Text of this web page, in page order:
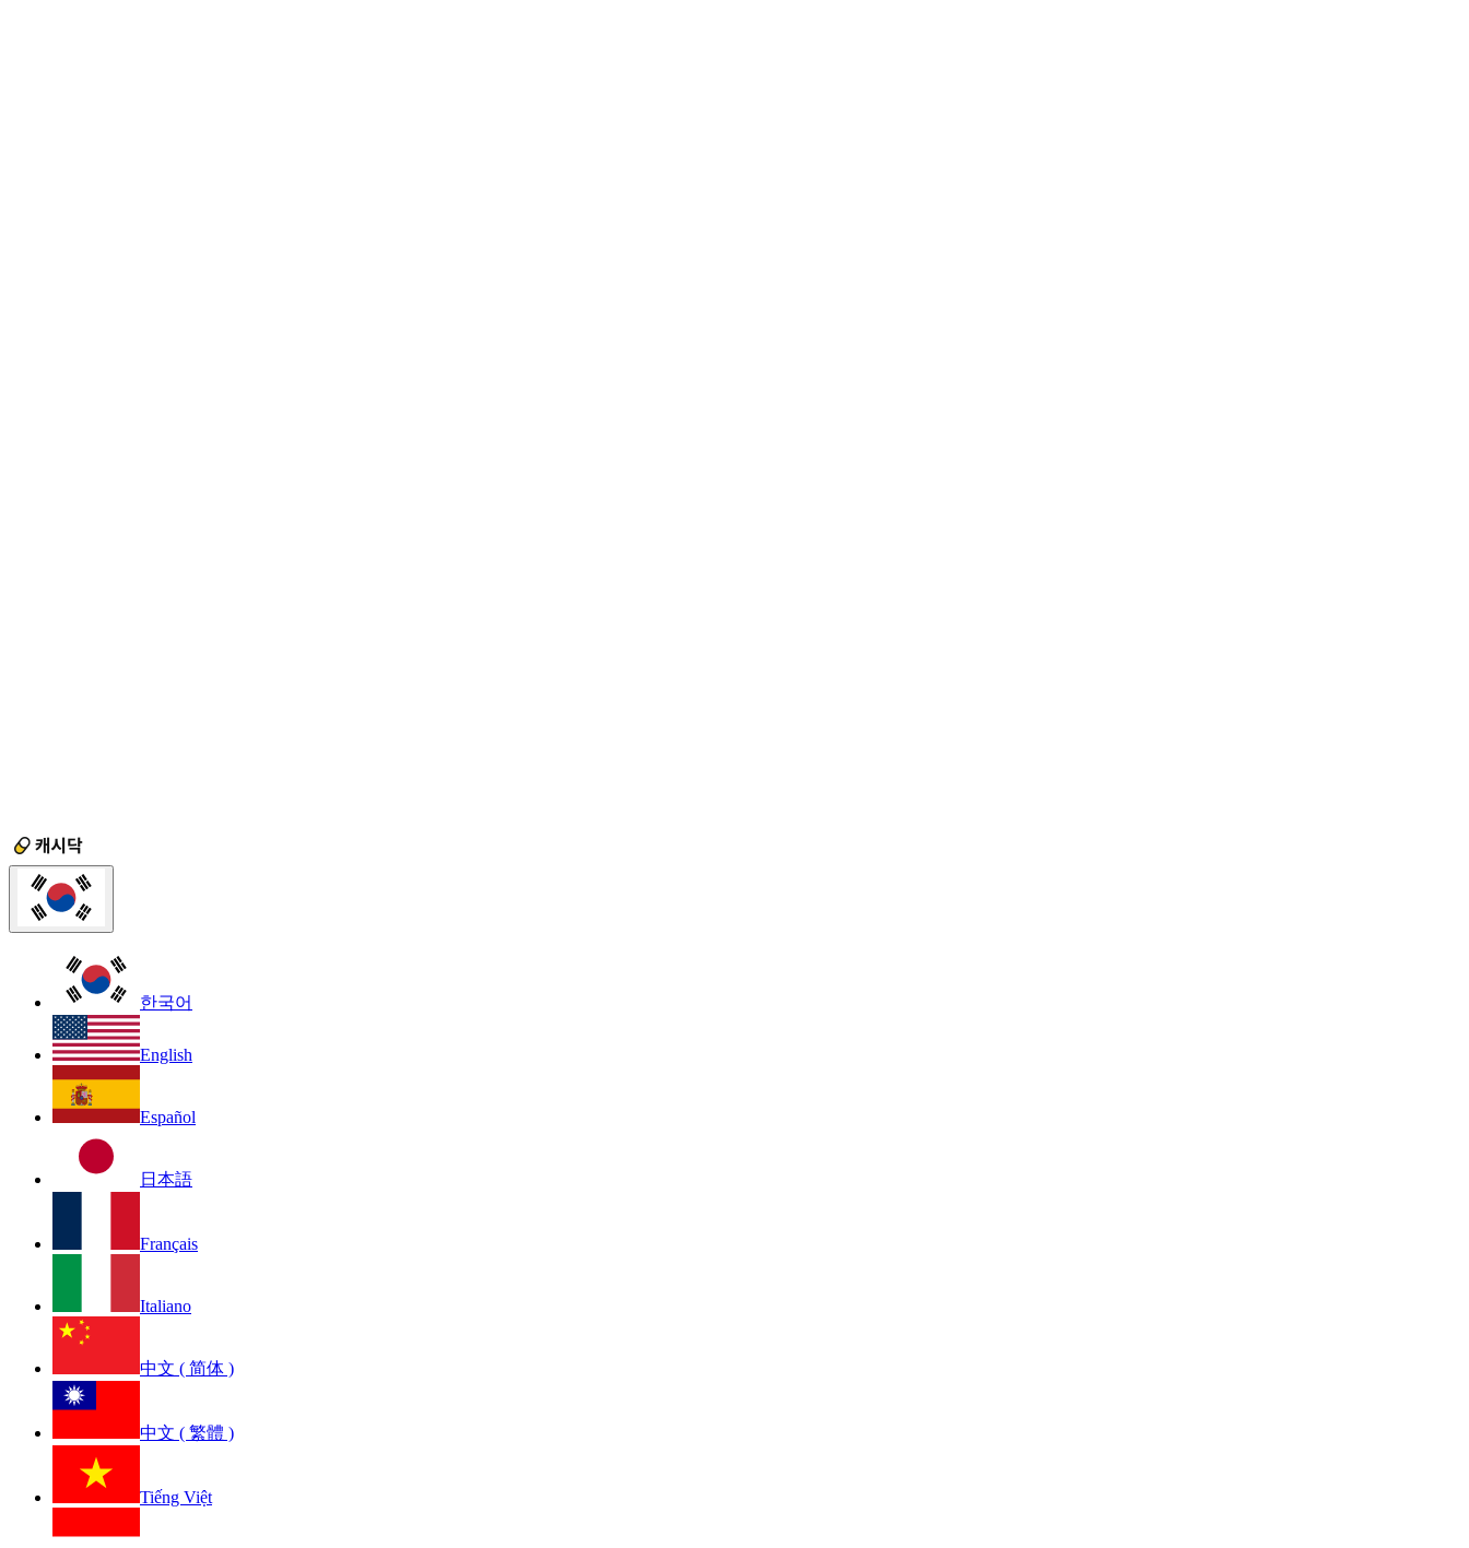
한국어
English
Español
日本語
Français
Italiano
中文 ( 简体 )
中文 ( 繁體 )
Tiếng Việt